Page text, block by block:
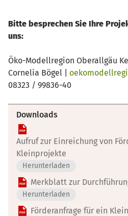
Bitte besprechen Sie Ihre
uns:
Öko-Modellregion Oberallgäu
Cornelia Bögel |
08323 / 99836-40
Downloads
Aufruf zur Einreichung von
Kleinprojekte
Herunterladen
Merkblatt zur
Herunterladen
Förderanfrage für ein